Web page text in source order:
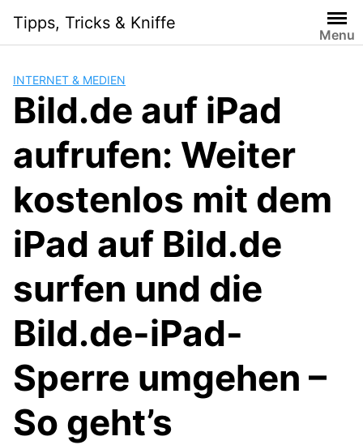
content
Tipps, Tricks & Kniffe
Menu
INTERNET & MEDIEN
Bild.de auf iPad
aufrufen: Weiter
kostenlos mit dem
iPad auf Bild.de
surfen und die
Bild.de-iPad-
Sperre umgehen –
So geht’s